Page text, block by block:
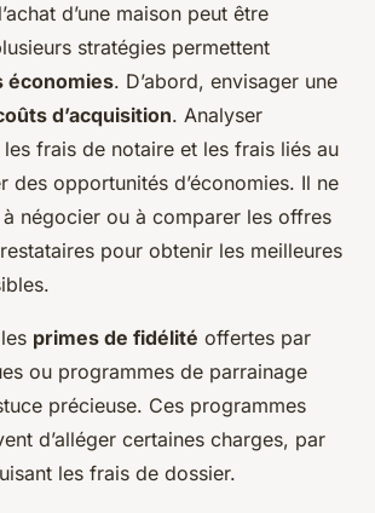
d’une maison peut être
stratégies permettent
économies. D’abord, envisager une
d’acquisition. Analyser
les frais de notaire et les frais liés au
des opportunités d’économies. Il ne
négocier ou à comparer les offres
pour obtenir les meilleures
primes de fidélité offertes par
ou programmes de parrainage
précieuse. Ces programmes
d’alléger certaines charges, par
les frais de dossier.